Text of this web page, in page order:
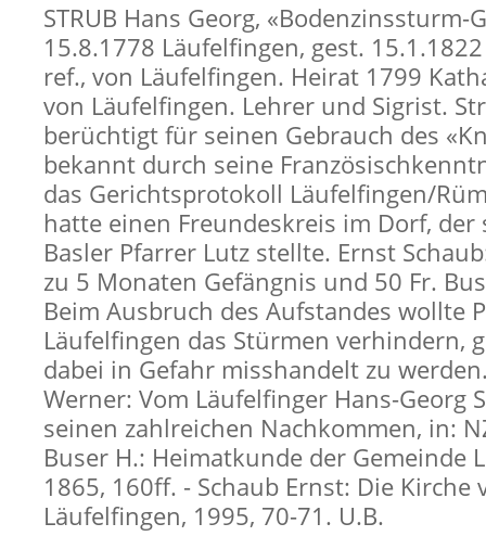
STRUB Hans Georg, «Bodenzinssturm-
15.8.1778 Läufelfingen, gest.
ref., von Läufelfingen. Heirat 1799
von Läufelfingen. Lehrer und Sigrist.
berüchtigt für seinen Gebrauch des
bekannt durch seine
das Gerichtsprotokoll Läufelfingen/
hatte einen Freundeskreis im Dorf, der
Basler Pfarrer Lutz stellte. Ernst
zu 5 Monaten Gefängnis und 50 Fr.
Beim Ausbruch des Aufstandes wollte
Läufelfingen das Stürmen verhindern,
dabei in Gefahr misshandelt zu
Werner: Vom Läufelfinger Hans-Georg
seinen zahlreichen Nachkommen, in:
Buser H.: Heimatkunde der Gemeinde
1865, 160ff. - Schaub Ernst: Die Kirche
Läufelfingen, 1995, 70-71. U.B.